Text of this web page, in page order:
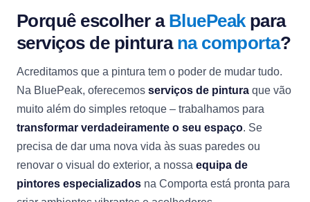
Porquê escolher a BluePeakpara
serviços de pintura na comporta?
Acreditamos que a pintura tem o poder de mudar tudo.
Na BluePeak, oferecemos serviços de pintura que vão
muito além do simples retoque – trabalhamos para
transformar verdadeiramente o seu espaço. Se
precisa de dar uma nova vida às suas paredes ou
renovar o visual do exterior, a nossa equipa de
pintores especializados na Comporta está pronta para